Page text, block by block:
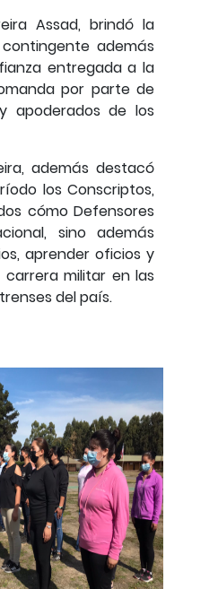
Assad, brindó la
además
entregada a la
por parte de
apoderados de los
además destacó
los Conscriptos,
cómo Defensores
sino además
aprender oficios y
militar en las
del país.